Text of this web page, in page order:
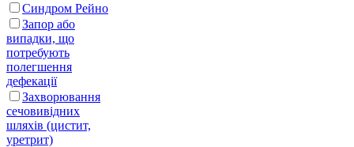
Синдром Рейно
Запор або
випадки, що
потребують
полегшення
дефекації
Захворювання
сечовивідних
шляхів (цистит,
уретрит)